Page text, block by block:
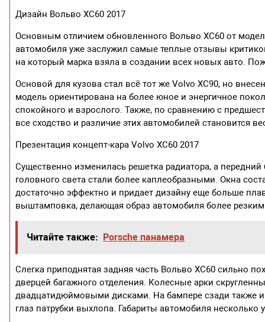
Дизайн Вольво ХС60 2017
Основным отличием обновленного Вольво ХС60 от
автомобиля уже заслужил самые теплые отзывы
на который марка взяла в создании всех новых авто.
Основой для кузова стал всё тот же Volvo XC90, но
модель ориентирована на более юное и энергичное
спокойного и взрослого. Также, по сравнению с
все сходство и различие этих автомобилей становится
Презентация концепт-кара Volvo XC60 2017
Существенно изменилась решетка радиатора, а
головного света стали более каплеобразными. Окна
достаточно эффектно и придает дизайну еще больше
выштамповка, делающая образ автомобиля более
Читайте также: Porsche панамера
Слегка приподнятая задняя часть Вольво ХС60 сильно
дверцей багажного отделения. Колесные арки
двадцатидюймовыми дисками. На бампере сзади также
глаз патрубки выхлопа. Габариты автомобиля несколько